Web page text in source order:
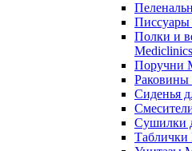
Писсуары
Полки и
Mediclinics
Поручни
Раковины
Сиденья
Сушилки
Таблички